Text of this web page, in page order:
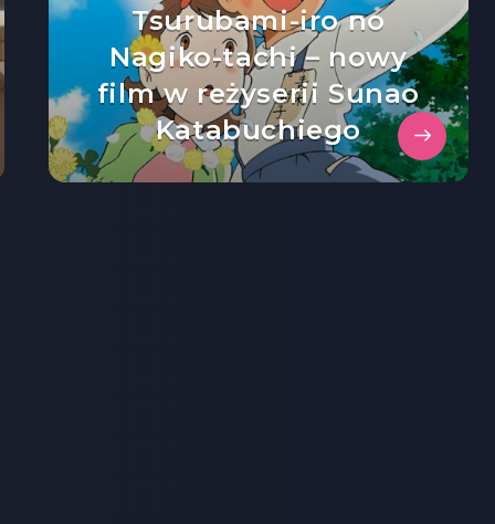
Tsurubami-iro no
Nagiko-tachi – nowy
film w reżyserii Sunao
Katabuchiego